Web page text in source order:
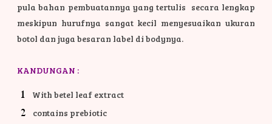
pula bahan pembuatannya yang tertulis secara lengkap
meskipun hurufnya sangat kecil menyesuaikan ukuran
botol dan juga besaran label di bodynya.
KANDUNGAN :
With betel leaf extract
contains prebiotic